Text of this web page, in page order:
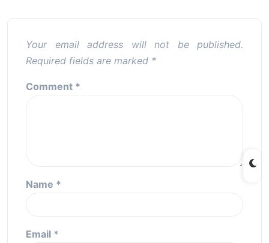
Your email address will not be published.
Required fields are marked *
Comment *
Name *
Email *